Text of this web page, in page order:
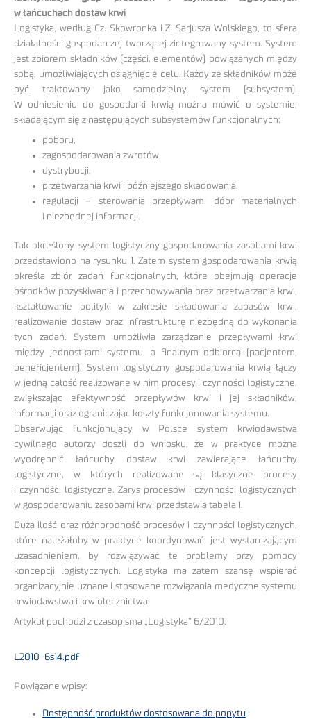
w łańcuchach dostaw krwi
Logistyka, według Cz. Skowronka i Z. Sarjusza Wolskiego, to sfera
działalności gospodarczej tworzącej zintegrowany system. System
jest zbiorem składników (części, elementów) powiązanych między
sobą, umożliwiających osiągnięcie celu. Każdy ze składników może
być traktowany jako samodzielny system (subsystem).
W odniesieniu do gospodarki krwią można mówić o systemie,
składającym się z następujących subsystemów funkcjonalnych:
poboru,
zagospodarowania zwrotów,
dystrybucji,
przetwarzania krwi i późniejszego składowania,
regulacji – sterowania przepływami dóbr materialnych
i niezbędnej informacji.
Tak określony system logistyczny gospodarowania zasobami krwi
przedstawiono na rysunku 1. Zatem system gospodarowania krwią
określa zbiór zadań funkcjonalnych, które obejmują operacje
ośrodków pozyskiwania i przechowywania oraz przetwarzania krwi,
kształtowanie polityki w zakresie składowania zapasów krwi,
realizowanie dostaw oraz infrastrukturę niezbędną do wykonania
tych zadań. System umożliwia zarządzanie przepływami krwi
między jednostkami systemu, a finalnym odbiorcą (pacjentem,
beneficjentem). System logistyczny gospodarowania krwią łączy
w jedną całość realizowane w nim procesy i czynności logistyczne,
zwiększając efektywność przepływów krwi i jej składników,
informacji oraz ograniczając koszty funkcjonowania systemu.
Obserwując funkcjonujący w Polsce system krwiodawstwa
cywilnego autorzy doszli do wniosku, że w praktyce można
wyodrębnić łańcuchy dostaw krwi zawierające łańcuchy
logistyczne, w których realizowane są klasyczne procesy
i czynności logistyczne. Zarys procesów i czynności logistycznych
w gospodarowaniu zasobami krwi przedstawia tabela 1.
Duża ilość oraz różnorodność procesów i czynności logistycznych,
które należałoby w praktyce koordynować, jest wystarczającym
uzasadnieniem, by rozwiązywać te problemy przy pomocy
koncepcji logistycznych. Logistyka ma zatem szansę wspierać
organizacyjnie uznane i stosowane rozwiązania medyczne systemu
krwiodawstwa i krwiolecznictwa.
Artykuł pochodzi z czasopisma „Logistyka” 6/2010.
L2010-6s14.pdf
Powiązane wpisy:
Dostępność produktów dostosowana do popytu